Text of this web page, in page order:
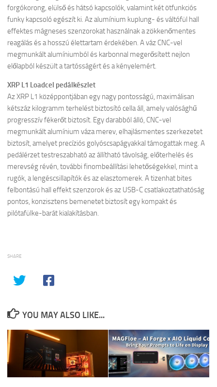
forgókorong, elülső és hátsó kapcsolók, valamint két ötfunkciós
funky kapcsoló egészít ki. Az alumínium kuplung- és váltófül hall
effektes mágneses szenzorokat használnak a zökkenőmentes
reagálás és a hosszú élettartam érdekében. A váz CNC-vel
megmunkált alumíniumból és karbonnal megerősített nejlon
előlapból készült a tartósságért és a kényelemért.
XRP L1 Loadcel pedálkészlet
Az XRP L1 középpontjában egy nagy pontosságú, maximálisan
kétszáz kilogramm terhelést biztosító cella áll, amely valósághű
progresszív fékerőt biztosít. Egy darabból álló, CNC-vel
megmunkált alumínium váza merev, elhajlásmentes szerkezetet
biztosít, amelyet precíziós golyóscsapágyakkal támogattak meg. A
pedálérzet testreszabható az állítható távolság, előterhelés és
merevség révén, további finombeállítási lehetőségekkel, mint a
rugók, a lengéscsillapítók és az elasztomerek. A tizenhat bites
felbontású hall effekt szenzorok és az USB-C csatlakoztathatóság
pontos, konzisztens bemenetet biztosít egy kompakt és
pilótafülke-barát kialakításban.
SHARE
YOU MAY ALSO LIKE...